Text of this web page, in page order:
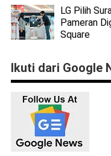
LG Pilih
Pameran
Square
Ikuti dari Google